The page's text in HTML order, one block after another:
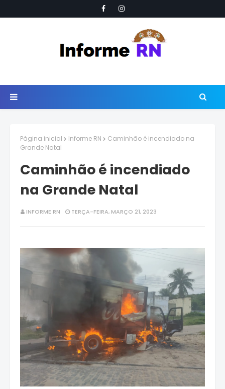
Página inicial Informe RN
Caminhão é incendiado na
Grande Natal
Caminhão é incendiado
na Grande Natal
INFORME RN TERÇA-FEIRA, MARÇO 21, 2023